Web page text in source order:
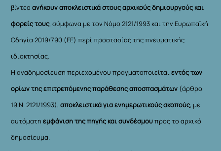
βίντεοανήκουν αποκλειστικά στους αρχικούς δημιουργούς και
φορείς τους, σύμφωνα με τον Νόμο 2121/1993 και την Ευρωπαϊκή
Οδηγία 2019/790 (ΕΕ) περί προστασίας της πνευματικής
ιδιοκτησίας.
Η αναδημοσίευση περιεχομένου πραγματοποιείταιεντός των
ορίων της επιτρεπόμενης παράθεσης αποσπασμάτων (άρθρο
19 Ν. 2121/1993), αποκλειστικά για ενημερωτικούς σκοπούς, με
αυτόματηεμφάνιση της πηγής και συνδέσμουπρος το αρχικό
δημοσίευμα.